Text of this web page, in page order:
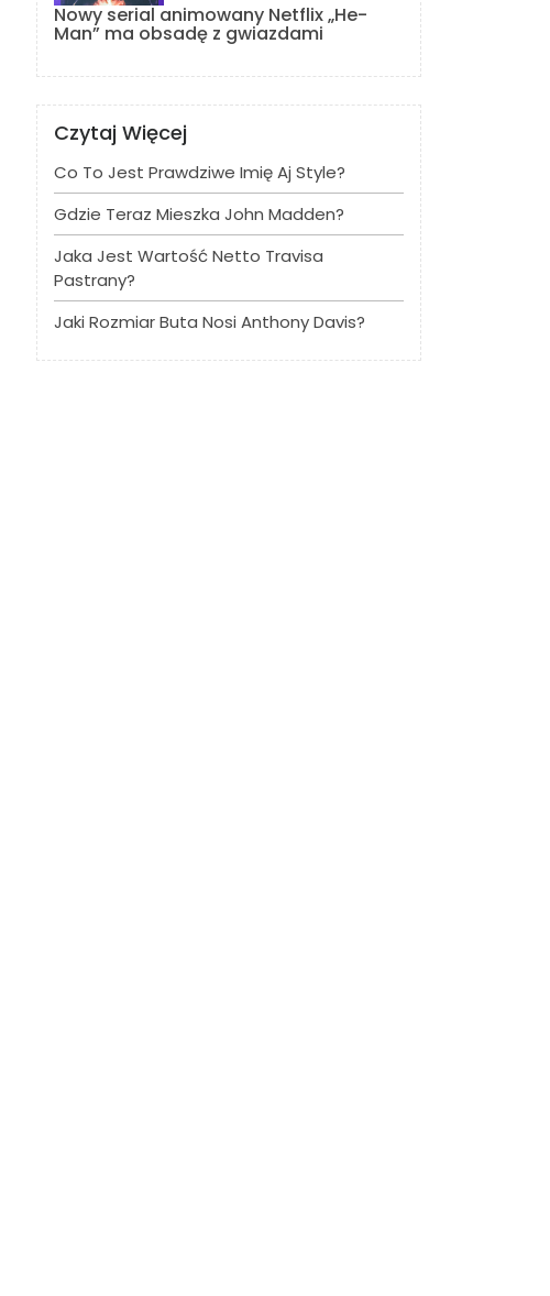
Nowy serial animowany Netflix „He-
Man” ma obsadę z gwiazdami
Czytaj Więcej
Co To Jest Prawdziwe Imię Aj Style?
Gdzie Teraz Mieszka John Madden?
Jaka Jest Wartość Netto Travisa
Pastrany?
Jaki Rozmiar Buta Nosi Anthony Davis?